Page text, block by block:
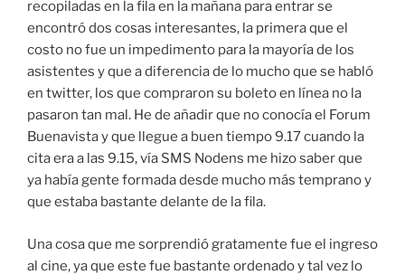
recopiladas en la fila en la mañana para entrar se
encontró dos cosas interesantes, la primera que el
costo no fue un impedimento para la mayoría de los
asistentes y que a diferencia de lo mucho que se habló
en twitter, los que compraron su boleto en línea no la
pasaron tan mal. He de añadir que no conocía el Forum
Buenavista y que llegue a buen tiempo 9.17 cuando la
cita era a las 9.15, vía SMS Nodens me hizo saber que
ya había gente formada desde mucho más temprano y
que estaba bastante delante de la fila.
Una cosa que me sorprendió gratamente fue el ingreso
al cine, ya que este fue bastante ordenado y tal vez lo